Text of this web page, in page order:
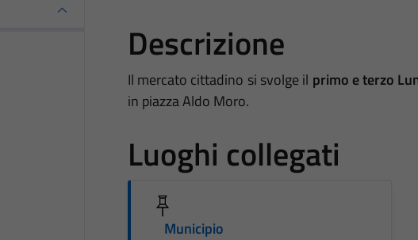
Descrizione
Il mercato cittadino si svolge il primo e terzo
in piazza Aldo Moro.
Luoghi collegati
Municipio